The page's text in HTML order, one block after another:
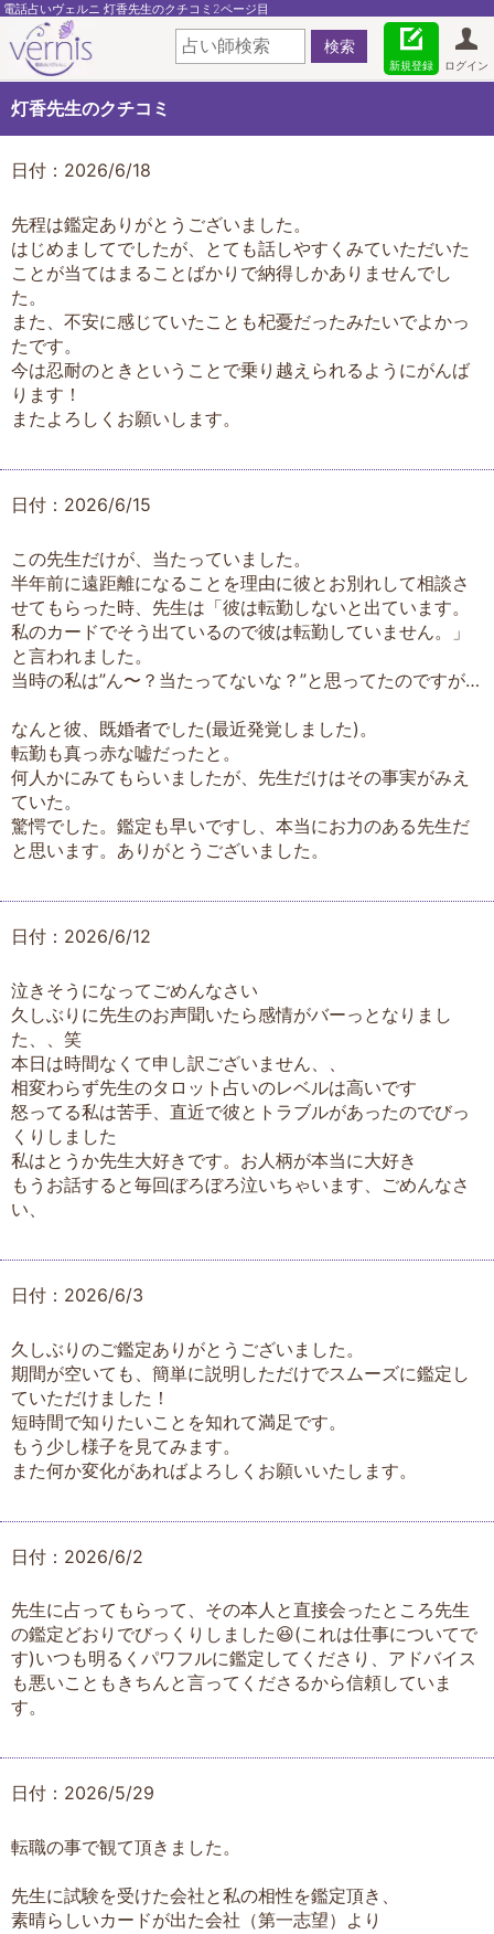
電話占いヴェルニ 灯香先生のクチコミ2ページ目
ログイン
新規登録
灯香先生のクチコミ
日付：2026/6/18
先程は鑑定ありがとうございました。
はじめましてでしたが、とても話しやすくみていただいた
ことが当てはまることばかりで納得しかありませんでし
た。
また、不安に感じていたことも杞憂だったみたいでよかっ
たです。
今は忍耐のときということで乗り越えられるようにがんば
ります！
またよろしくお願いします。
日付：2026/6/15
この先生だけが、当たっていました。
半年前に遠距離になることを理由に彼とお別れして相談さ
せてもらった時、先生は「彼は転勤しないと出ています。
私のカードでそう出ているので彼は転勤していません。」
と言われました。
当時の私は”ん〜？当たってないな？”と思ってたのですが…
なんと彼、既婚者でした(最近発覚しました)。
転勤も真っ赤な嘘だったと。
何人かにみてもらいましたが、先生だけはその事実がみえ
ていた。
驚愕でした。鑑定も早いですし、本当にお力のある先生だ
と思います。ありがとうございました。
日付：2026/6/12
泣きそうになってごめんなさい
久しぶりに先生のお声聞いたら感情がバーっとなりまし
た、、笑
本日は時間なくて申し訳ございません、、
相変わらず先生のタロット占いのレベルは高いです
怒ってる私は苦手、直近で彼とトラブルがあったのでびっ
くりしました
私はとうか先生大好きです。お人柄が本当に大好き
もうお話すると毎回ぼろぼろ泣いちゃいます、ごめんなさ
い、
日付：2026/6/3
久しぶりのご鑑定ありがとうございました。
期間が空いても、簡単に説明しただけでスムーズに鑑定し
ていただけました！
短時間で知りたいことを知れて満足です。
もう少し様子を見てみます。
また何か変化があればよろしくお願いいたします。
日付：2026/6/2
先生に占ってもらって、その本人と直接会ったところ先生
の鑑定どおりでびっくりしました😆(これは仕事についてで
す)いつも明るくパワフルに鑑定してくださり、アドバイス
も悪いこともきちんと言ってくださるから信頼していま
す。
日付：2026/5/29
転職の事で観て頂きました。
先生に試験を受けた会社と私の相性を鑑定頂き、
素晴らしいカードが出た会社（第一志望）より